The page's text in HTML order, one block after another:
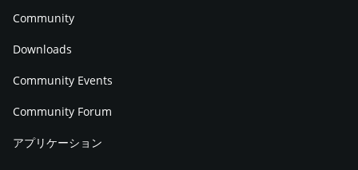
Community
Downloads
Community Events
Community Forum
アプリケーション